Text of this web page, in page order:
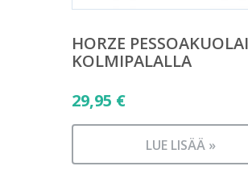
HORZE
KOLMIPALALLA
29,95 €
LUE LISÄÄ »